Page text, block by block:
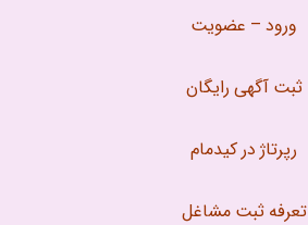
ورود – عضویت
ثبت آگهی رایگان
رپرتاژ در کیدمام
تعرفه ثبت مشاغل